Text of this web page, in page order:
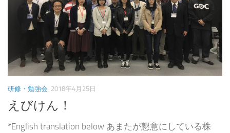
研修・勉強会 2018年4月25日
えびけん！
*English translation below あまたが懇意にしている株